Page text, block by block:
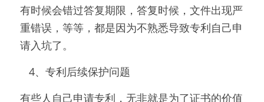
有时候会错过答复期限，答复时候，文件出现严
重错误，等等，都是因为不熟悉导致专利自己申
请入坑了。
   4、专利后续保护问题
有些人自己申请专利，无非就是为了证书的价值